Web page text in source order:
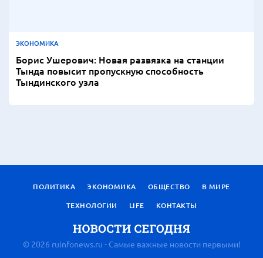
ЭКОНОМИКА
Борис Ушерович: Новая развязка на станции
Тында повысит пропускную способность
Тындинского узла
ПОЛИТИКА ЭКОНОМИКА ОБЩЕСТВО
В МИРЕ
ТЕХНОЛОГИИ
LIFE КОНТАКТЫ
© 2026 ruinfonews.ru - Самые важные новости первыми!